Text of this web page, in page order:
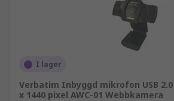
I lager
Verbatim Inbyggd mikrofon USB 2.0
x 1440 pixel AWC-01 Webbkamera